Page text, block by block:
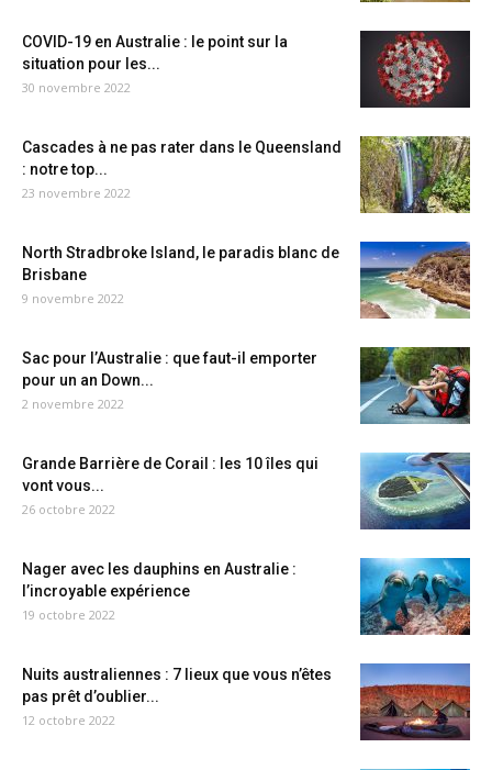
COVID-19 en Australie : le point sur la
situation pour les...
30 novembre 2022
Cascades à ne pas rater dans le Queensland
: notre top...
23 novembre 2022
North Stradbroke Island, le paradis blanc de
Brisbane
9 novembre 2022
Sac pour l’Australie : que faut-il emporter
pour un an Down...
2 novembre 2022
Grande Barrière de Corail : les 10 îles qui
vont vous...
26 octobre 2022
Nager avec les dauphins en Australie :
l’incroyable expérience
19 octobre 2022
Nuits australiennes : 7 lieux que vous n’êtes
pas prêt d’oublier...
12 octobre 2022